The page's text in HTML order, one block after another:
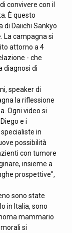
convivere con il
È questo
di Daiichi Sankyo
La campagna si
attorno a 4
- che
diagnosi di
speaker di
la riflessione
Ogni video si
e i
in
possibilità
con tumore
insieme a
prospettive",
sono state
in Italia, sono
mammario
si